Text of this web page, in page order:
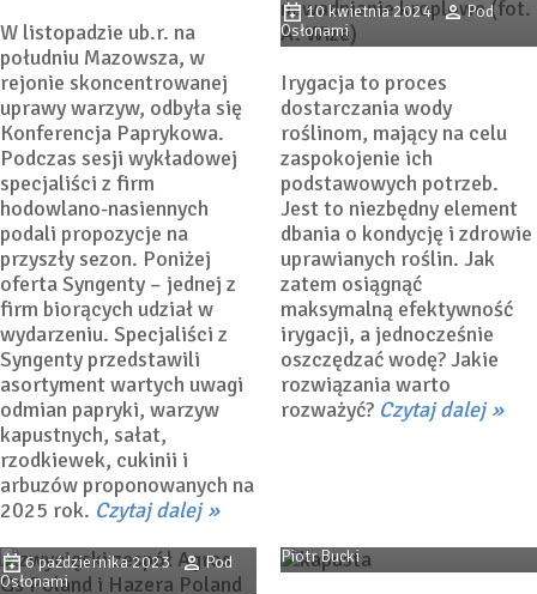
W listopadzie ub.r. na
południu Mazowsza, w
rejonie skoncentrowanej
uprawy warzyw, odbyła się
Konferencja Paprykowa.
Podczas sesji wykładowej
specjaliści z firm
hodowlano-nasiennych
podali propozycje na
przyszły sezon. Poniżej
oferta Syngenty – jednej z
firm biorących udział w
wydarzeniu. Specjaliści z
Syngenty przedstawili
asortyment wartych uwagi
odmian papryki, warzyw
kapustnych, sałat,
rzodkiewek, cukinii i
arbuzów proponowanych na
2025 rok. Czytaj dalej
10 kwietnia 2024
Pod
Osłonami
Irygacja to proces
dostarczania wody
roślinom, mający na celu
zaspokojenie ich
podstawowych potrzeb.
Jest to niezbędny element
dbania o kondycję i zdrowie
uprawianych roślin. Jak
zatem osiągnąć
maksymalną efektywność
irygacji, a jednocześnie
oszczędzać wodę? Jakie
rozwiązania warto
rozważyć? Czytaj dalej
Główną nagrodę
tegorocznych targów
Fresh Market otrzymała
kapusta płaska Callaway z
firmy Hazera
6 października 2023
Pod
Osłonami
Piotr Bucki